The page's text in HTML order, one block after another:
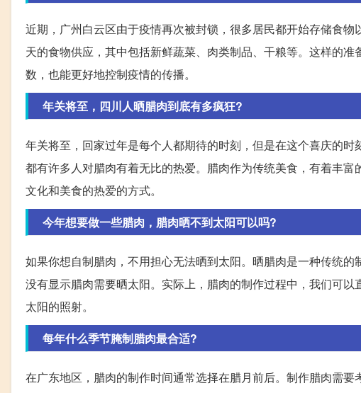
近期，广州白云区由于疫情再次被封锁，很多居民都开始存储食
天的食物供应，其中包括新鲜蔬菜、肉类制品、干粮等。这样的
数，也能更好地控制疫情的传播。
年关将至，四川人晒腊肉到底有多疯狂?
年关将至，回家过年是每个人都期待的时刻，但是在这个喜庆的
都有许多人对腊肉有着无比的热爱。腊肉作为传统美食，有着丰
文化和美食的热爱的方式。
今年想要做一些腊肉，腊肉晒不到太阳可以吗?
如果你想自制腊肉，不用担心无法晒到太阳。晒腊肉是一种传统
没有显示腊肉需要晒太阳。实际上，腊肉的制作过程中，我们可
太阳的照射。
每年什么季节腌制腊肉最合适?
在广东地区，腊肉的制作时间通常选择在腊月前后。制作腊肉需